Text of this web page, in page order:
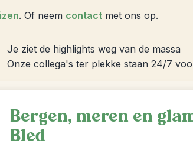
. Of neem contact met ons op.
Je ziet de highlights weg van de massa
Onze collega's ter plekke staan 24/7
Bergen, meren en
Bled